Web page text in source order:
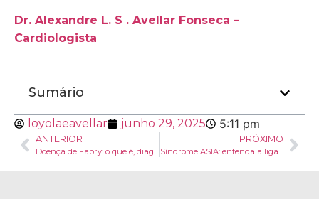
Dr. Alexandre L. S . Avellar Fonseca –
Cardiologista
Sumário
loyolaeavellar junho 29, 2025 5:11 pm
ANTERIOR
Doença de Fabry: o que é, diagnóstico e e tratamento
PRÓXIMO
Síndrome ASIA: entenda a ligação entre implantes, vacinas e doenças autoimunes